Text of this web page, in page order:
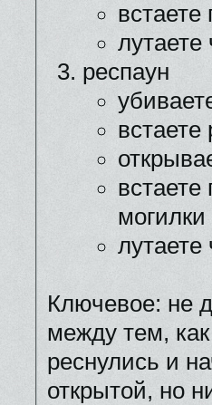
встаете
лутаете
респаун
встаете
могилки
лутаете
Ключевое: не
между тем,
реснулись и
открытой, но